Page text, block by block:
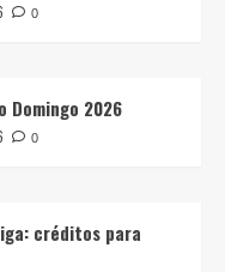
0
Domingo 2026
0
créditos para